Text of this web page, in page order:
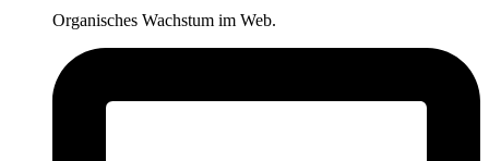
Organisches Wachstum im Web.